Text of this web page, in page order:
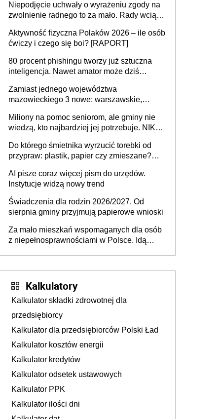
Niepodjęcie uchwały o wyrażeniu zgody na
zwolnienie radnego to za mało. Rady wciąż
rozstrzygać sprawy
Aktywność fizyczna Polaków 2026 – ile osób
ćwiczy i czego się boi? [RAPORT]
80 procent phishingu tworzy już sztuczna
inteligencja. Nawet amator może dziś
Zamiast jednego województwa
mazowieckiego 3 nowe: warszawskie,
Europie nie ma tak dużych jednostek
stołecznych
Miliony na pomoc seniorom, ale gminy nie
wiedzą, kto najbardziej jej potrzebuje. NIK
Do którego śmietnika wyrzucić torebki od
przypraw: plastik, papier czy zmieszane?
AI pisze coraz więcej pism do urzędów.
Instytucje widzą nowy trend
Świadczenia dla rodzin 2026/2027. Od
sierpnia gminy przyjmują papierowe wnioski
Za mało mieszkań wspomaganych dla osób
z niepełnosprawnościami w Polsce. Idą
Kalkulatory
Kalkulator składki zdrowotnej dla
przedsiębiorcy
Kalkulator dla przedsiębiorców Polski Ład
Kalkulator kosztów energii
Kalkulator kredytów
Kalkulator odsetek ustawowych
Kalkulator PPK
Kalkulator ilości dni